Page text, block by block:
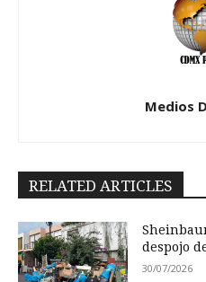
Medios
RELATED ARTICLES
despojo
30/07/2026